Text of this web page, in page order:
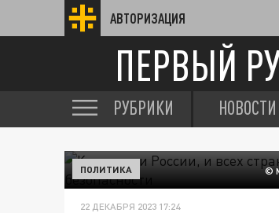
АВТОРИЗАЦИЯ
ПЕРВЫЙ
РУБРИКИ НОВОСТИ
©
ПОЛИТИКА
22 ДЕКАБРЯ 2023 17:24